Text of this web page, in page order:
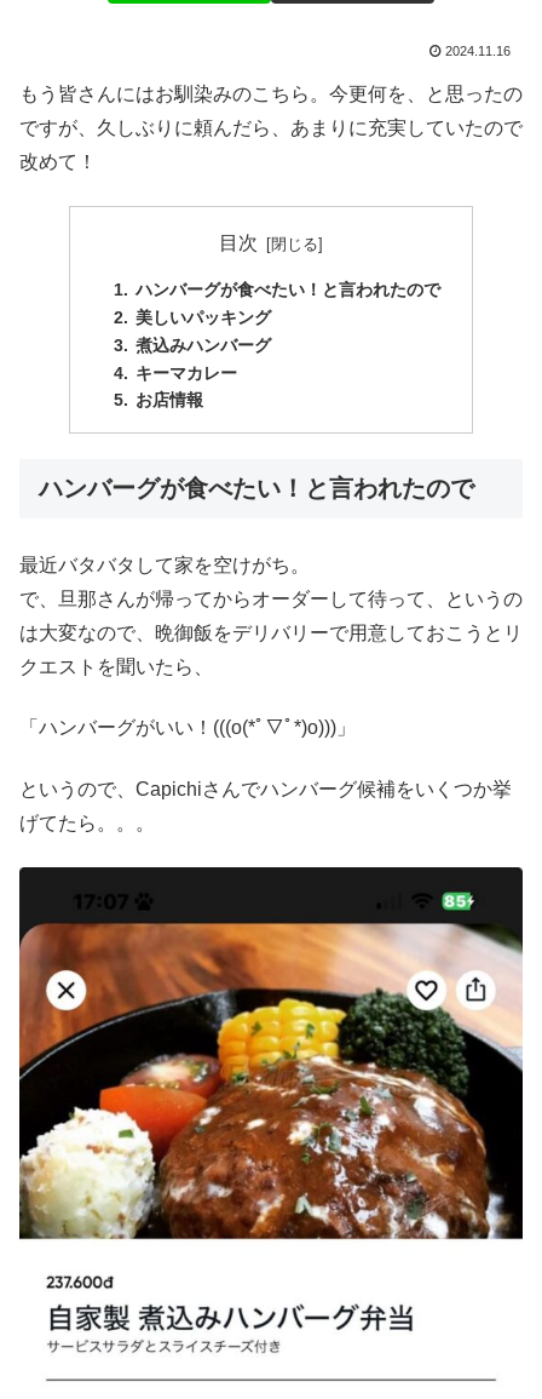
2024.11.16
もう皆さんにはお馴染みのこちら。今更何を、と思ったの
ですが、久しぶりに頼んだら、あまりに充実していたので
改めて！
目次
ハンバーグが食べたい！と言われたので
美しいパッキング
煮込みハンバーグ
キーマカレー
お店情報
ハンバーグが食べたい！と言われたので
最近バタバタして家を空けがち。
で、旦那さんが帰ってからオーダーして待って、というの
は大変なので、晩御飯をデリバリーで用意しておこうとリ
クエストを聞いたら、
「ハンバーグがいい！(((o(*ﾟ▽ﾟ*)o)))」
というので、Capichiさんでハンバーグ候補をいくつか挙
げてたら。。。